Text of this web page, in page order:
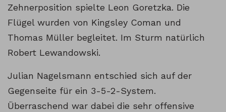
Zehnerposition spielte Leon Goretzka. Die
Flügel wurden von Kingsley Coman und
Thomas Müller begleitet. Im Sturm natürlich
Robert Lewandowski.
Julian Nagelsmann entschied sich auf der
Gegenseite für ein 3-5-2-System.
Überraschend war dabei die sehr offensive